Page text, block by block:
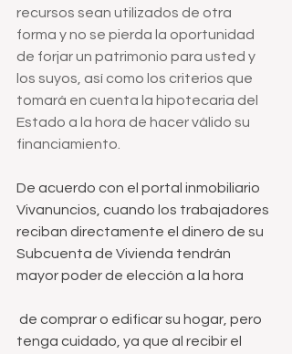
recursos sean utilizados de otra
forma y no se pierda la oportunidad
de forjar un patrimonio para usted y
los suyos, así como los criterios que
tomará en cuenta la hipotecaria del
Estado a la hora de hacer válido su
financiamiento.
De acuerdo con el portal inmobiliario
Vivanuncios, cuando los trabajadores
reciban directamente el dinero de su
Subcuenta de Vivienda tendrán
mayor poder de elección a la hora
tenga cuidado, ya que al recibir el